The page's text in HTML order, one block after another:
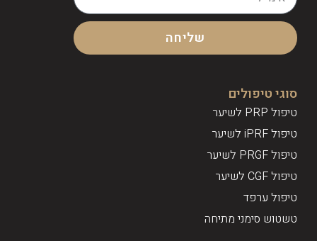
שליחה
סוגי טיפולים
טיפול PRP לשיער
טיפול iPRF לשיער
טיפול PRGF לשיער
טיפול CGF לשיער
טיפול ערפד
טשטוש סימני מתיחה